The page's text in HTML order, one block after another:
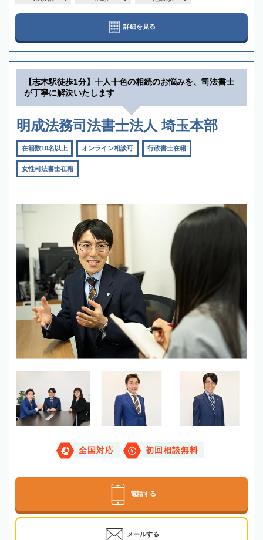
詳細を見る
【志木駅徒歩1分】十人十色の相続のお悩みを、司法書士
が丁寧に解決いたします
明成法務司法書士法人 埼玉本部
在籍数10名以上 オンライン相談可 行政書士在籍
女性司法書士在籍
全国対応 初回相談無料
電話する
メールする